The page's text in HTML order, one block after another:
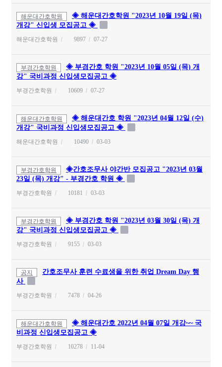
해운대간호학원
◈ 해운대간호학원 "2023년 10월 19일 (목)
개강" 신입생 모집공고 ◈
해운대간호학원 9897 07-27
부경간호학원
◈ 부경간호 학원 "2023년 10월 05일 (목) 개
강" 국비과정 신입생모집공고 ◈
부경간호학원 10609 07-27
해운대간호학원
◈ 해운대간호 학원 "2023년 04월 12일 (수)
개강" 국비과정 신입생모집공고 ◈
해운대간호학원 10490 03-03
부경간호학원
◈간호조무사 야간반 모집공고 "2023년 03월
23일 (목) 개강" - 부경간호 학원 ◈
부경간호학원 10181 03-03
부경간호학원
◈ 부경간호 학원 "2023년 03월 30일 (목) 개
강" 국비과정 신입생모집공고 ◈
부경간호학원 9155 03-03
공지
간호조무사 훈련 수료생을 위한 취업 Dream Day 행
사
부경간호학원 7478 04-26
해운대간호학원
◈ 해운대간호 2022년 04월 07일 개강~~ 국
비과정 신입생모집공고 ◈
부경간호학원 10278 11-04